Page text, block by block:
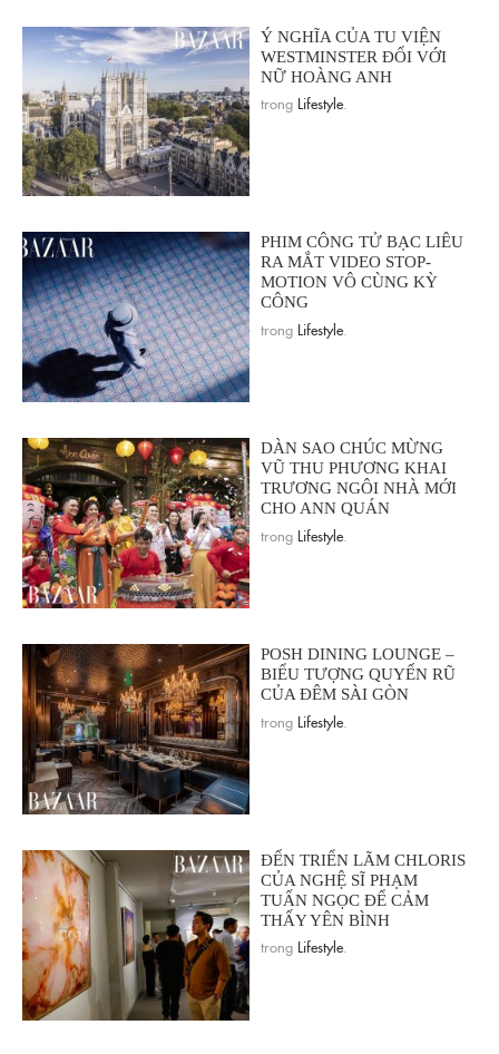
Ý NGHĨA CỦA TU VIỆN
WESTMINSTER ĐỐI VỚI
NỮ HOÀNG ANH
trong Lifestyle
PHIM CÔNG TỬ BẠC LIÊU
RA MẮT VIDEO STOP-
MOTION VÔ CÙNG KỲ
CÔNG
trong Lifestyle
DÀN SAO CHÚC MỪNG
VŨ THU PHƯƠNG KHAI
TRƯƠNG NGÔI NHÀ MỚI
CHO ANN QUÁN
trong Lifestyle
POSH DINING LOUNGE –
BIỂU TƯỢNG QUYẾN RŨ
CỦA ĐÊM SÀI GÒN
trong Lifestyle
ĐẾN TRIỂN LÃM CHLORIS
CỦA NGHỆ SĨ PHẠM
TUẤN NGỌC ĐỂ CẢM
THẤY YÊN BÌNH
trong Lifestyle